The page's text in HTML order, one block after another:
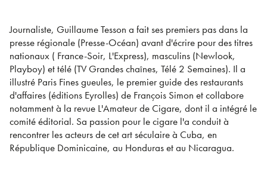
Journaliste, Guillaume Tesson a fait ses premiers pas dans la
presse régionale (Presse-Océan) avant d'écrire pour des titres
nationaux ( France-Soir, L'Express), masculins (Newlook,
Playboy) et télé (TV Grandes chaînes, Télé 2 Semaines). Il a
illustré Paris Fines gueules, le premier guide des restaurants
d'affaires (éditions Eyrolles) de François Simon et collabore
notamment à la revue L'Amateur de Cigare, dont il a intégré le
comité éditorial. Sa passion pour le cigare l'a conduit à
rencontrer les acteurs de cet art séculaire à Cuba, en
République Dominicaine, au Honduras et au Nicaragua.